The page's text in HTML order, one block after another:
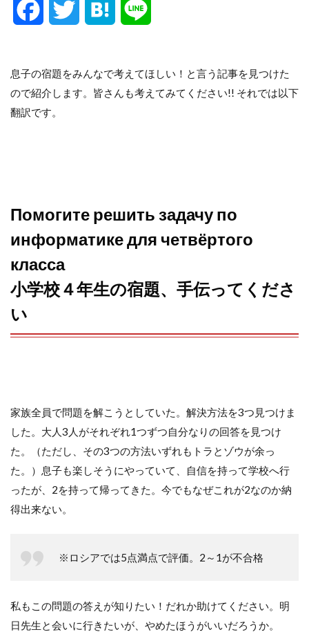
c
e
k
i t
e
n
e
息子の宿題をみんなで考えてほしい！と言う記事を見つけた
ので紹介します。皆さんも考えてみてください!! それでは以下
翻訳です。
Помогите решить задачу по
информатике для четвёртого
класса
小学校４年生の宿題、手伝ってくださ
い
家族全員で問題を解こうとしていた。解決方法を3つ見つけま
した。大人3人がそれぞれ1つずつ自分なりの回答を見つけ
た。（ただし、その3つの方法いずれもトラとゾウが余っ
た。）息子も楽しそうにやっていて、自信を持って学校へ行
ったが、2を持って帰ってきた。今でもなぜこれが2なのか納
得出来ない。
※ロシアでは5点満点で評価。2～1が不合格
私もこの問題の答えが知りたい！だれか助けてください。明
日先生と会いに行きたいが、やめたほうがいいだろうか。